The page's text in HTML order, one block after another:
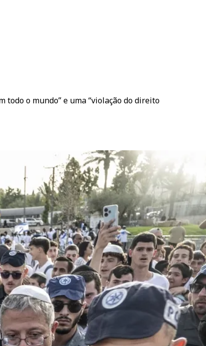
todo o mundo” e uma “violação do direito